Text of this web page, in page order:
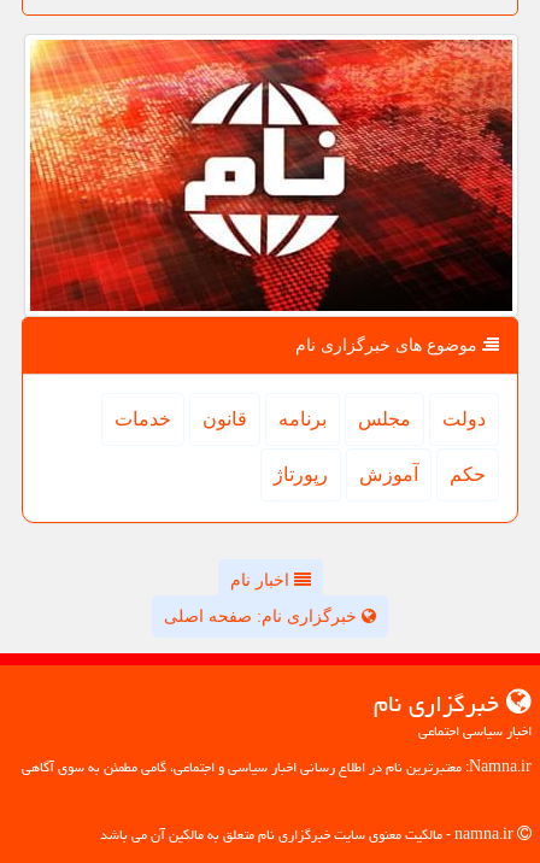
موضوع های خبرگزاری نام
دولت مجلس برنامه قانون خدمات
حكم آموزش رپورتاژ
اخبار نام
خبرگزاری نام: صفحه اصلی
خبرگزاری نام
اخبار سیاسی اجتماعی
Namna.ir: معتبرترین نام در اطلاع رسانی اخبار سیاسی و اجتماعی، گامی مطمئن به سوی آگاهی